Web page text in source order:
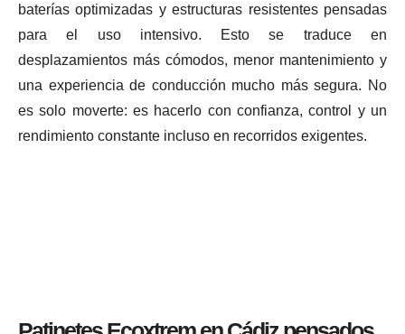
baterías optimizadas y estructuras resistentes pensadas
para el uso intensivo. Esto se traduce en
desplazamientos más cómodos, menor mantenimiento y
una experiencia de conducción mucho más segura. No
es solo moverte: es hacerlo con confianza, control y un
rendimiento constante incluso en recorridos exigentes.